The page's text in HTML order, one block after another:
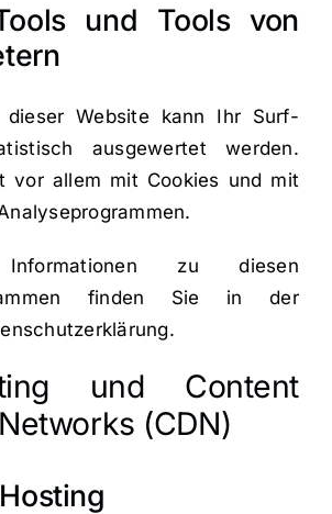
und Tools von
dieser Website kann Ihr Surf-
ausgewertet werden.
vor allem mit Cookies und mit
Informationen zu diesen
finden Sie in der
und Content
(CDN)